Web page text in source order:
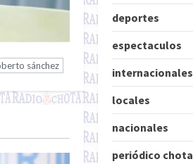
sánchez
deportes
espectaculos
internacionales
locales
nacionales
periódico chota